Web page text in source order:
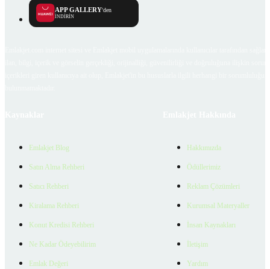
APP GALLERY'den
İNDİRİN
Emlakjet Blog
Satın Alma Rehberi
Satıcı Rehberi
Kiralama Rehberi
Konut Kredisi Rehberi
Ne Kadar Ödeyebilirim
Emlak Değeri
Hakkımızda
Ödüllerimiz
Reklam Çözümleri
Kurumsal Materyaller
İnsan Kaynakları
İletişim
Yardım